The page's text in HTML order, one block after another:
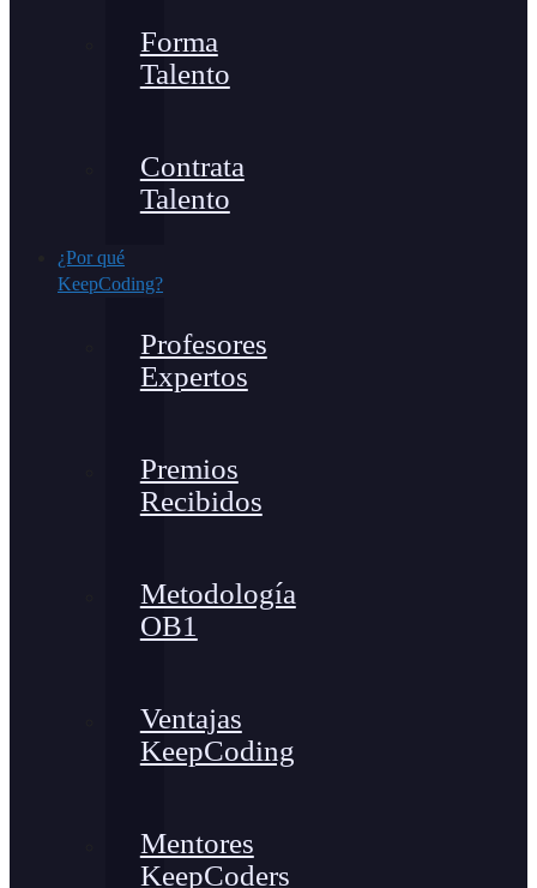
Forma
Talento
Contrata
Talento
¿Por qué
KeepCoding?
Profesores
Expertos
Premios
Recibidos
Metodología
OB1
Ventajas
KeepCoding
Mentores
KeepCoders